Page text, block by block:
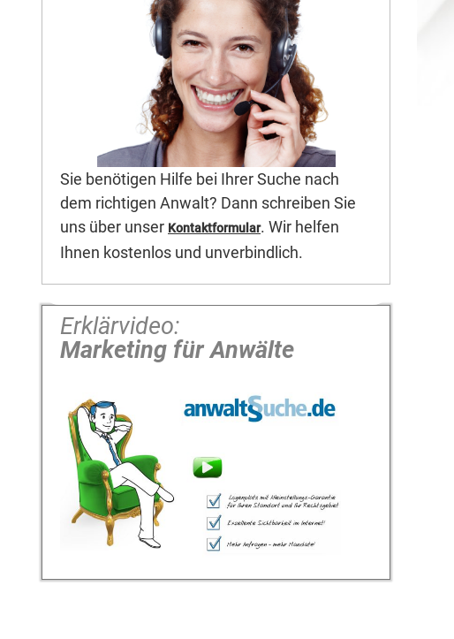
Sie benötigen Hilfe bei Ihrer Suche nach
dem richtigen Anwalt? Dann schreiben Sie
uns über unser Kontaktformular. Wir helfen
Ihnen kostenlos und unverbindlich.
Erklärvideo:
Marketing für Anwälte